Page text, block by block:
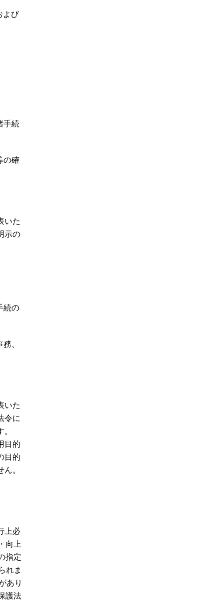
よび
手続
の確
いた
示の
続の
、
いた
令に
目的
目的
。
上必
向上
指定
れま
あり
護法